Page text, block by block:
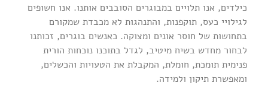
כילדים, אנו תלויים במבוגרים הסובבים אותנו. אנו חשופים
לגילויי כעס, תוקפנות, והתנהגות לא מכבדת שמקורם
בתחושות של חוסר אונים ומצוקה. כאנשים בוגרים, זכותנו
לבחור מחדש בשיח מיטיב, לגדל בתוכנו נוכחות הורית
פנימית תומכת, חומלת, המקבלת את הטעויות והכשלים,
ומאפשרת תיקון ולמידה.